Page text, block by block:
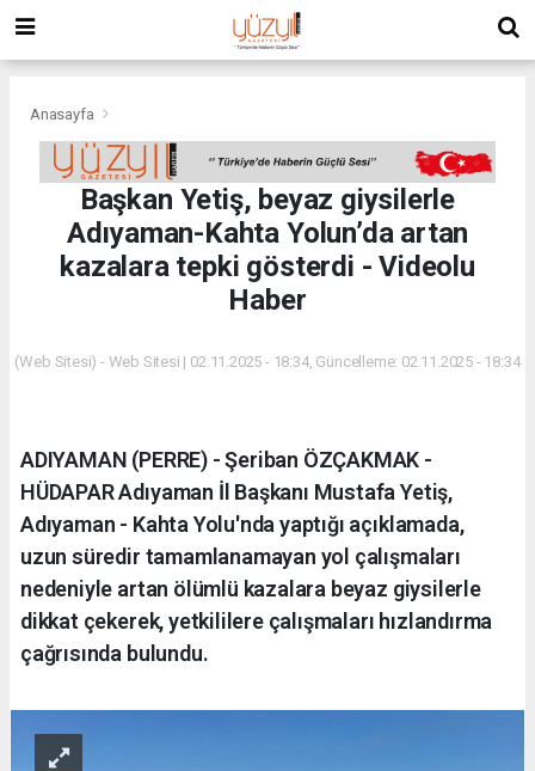
Anasayfa
Başkan Yetiş, beyaz giysilerle
Adıyaman-Kahta Yolun’da artan
kazalara tepki gösterdi - Videolu
Haber
(Web Sitesi) - Web Sitesi | 02.11.2025 - 18:34, Güncelleme: 02.11.2025 - 18:34
ADIYAMAN (PERRE) - Şeriban ÖZÇAKMAK -
HÜDAPAR Adıyaman İl Başkanı Mustafa Yetiş,
Adıyaman - Kahta Yolu'nda yaptığı açıklamada,
uzun süredir tamamlanamayan yol çalışmaları
nedeniyle artan ölümlü kazalara beyaz giysilerle
dikkat çekerek, yetkililere çalışmaları hızlandırma
çağrısında bulundu.